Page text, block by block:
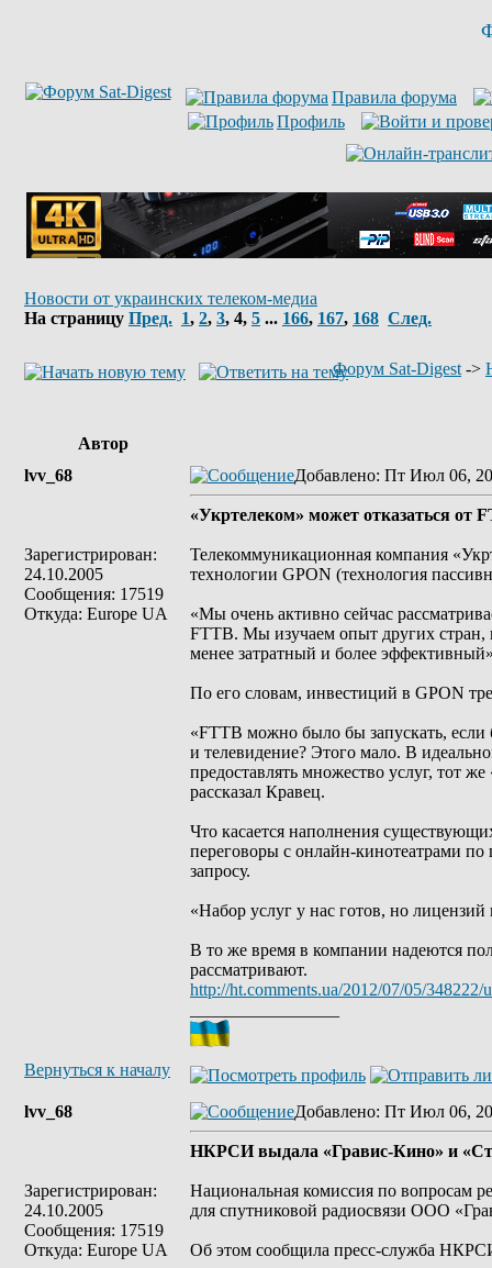
Правила форума
Профиль
Новости от украинских телеком-медиа
На страницу Пред. 1, 2, 3, 4, 5 ... 166, 167, 168 След.
Форум Sat-Digest ->
Автор
lvv_68
Зарегистрирован:
24.10.2005
Сообщения: 17519
Откуда: Europe UA
Добавлено: Пт Июл 06,
«Укртелеком» может отказаться от
Телекоммуникационная компания
технологии GPON (технология
«Мы очень активно сейчас
FTTB. Мы изучаем опыт других стран,
менее затратный и более
По его словам, инвестиций в GPON
«FTTB можно было бы запускать, если
и телевидение? Этого мало. В
предоставлять множество услуг, тот
рассказал Кравец.
Что касается наполнения
переговоры с онлайн-кинотеатрами по
запросу.
«Набор услуг у нас готов, но лицензий
В то же время в компании надеются
рассматривают.
http://ht.comments.ua/2012/07/05/348222/
Вернуться к началу
lvv_68
Зарегистрирован:
24.10.2005
Сообщения: 17519
Откуда: Europe UA
Добавлено: Пт Июл 06,
НКРСИ выдала «Гравис-Кино» и
Национальная комиссия по вопросам
для спутниковой радиосвязи ООО
Об этом сообщила пресс-служба